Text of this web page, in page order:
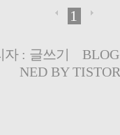
1
자: 글쓰기
NED BY